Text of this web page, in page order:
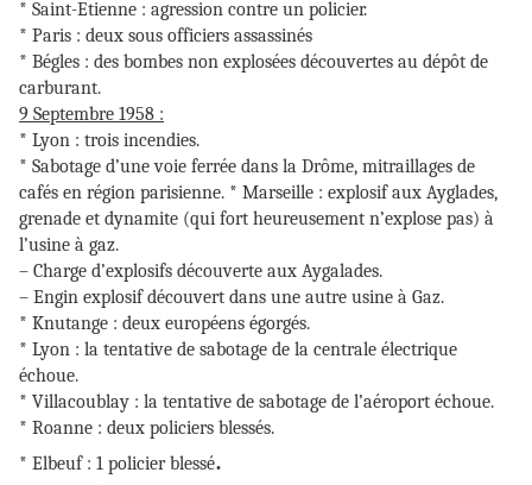
* Saint-Etienne : agression contre un policier.
* Paris : deux sous officiers assassinés
* Bégles : des bombes non explosées découvertes au dépôt de
carburant.
9 Septembre 1958 :
* Lyon : trois incendies.
* Sabotage d’une voie ferrée dans la Drôme, mitraillages de
cafés en région parisienne. * Marseille : explosif aux Ayglades,
grenade et dynamite (qui fort heureusement n’explose pas) à
l’usine à gaz.
– Charge d’explosifs découverte aux Aygalades.
– Engin explosif découvert dans une autre usine à Gaz.
* Knutange : deux européens égorgés.
* Lyon : la tentative de sabotage de la centrale électrique
échoue.
* Villacoublay : la tentative de sabotage de l’aéroport échoue.
* Roanne : deux policiers blessés.
* Elbeuf : 1 policier blessé.